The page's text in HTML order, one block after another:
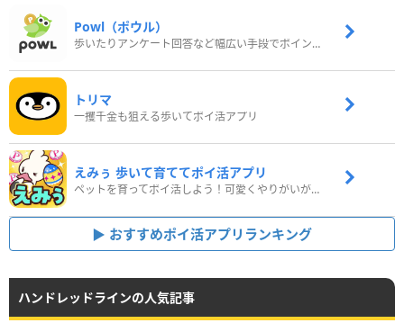
Powl（ポウル）
歩いたりアンケート回答など幅広い手段でポイントをゲット
トリマ
一攫千金も狙える歩いてポイ活アプリ
えみぅ 歩いて育ててポイ活アプリ
ペットを育ってポイ活しよう！可愛くやりがいがある新感覚アプリ
おすすめポイ活アプリランキング
ハンドレッドラインの人気記事